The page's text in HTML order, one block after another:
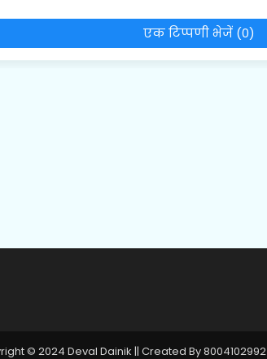
एक टिप्पणी भेजें (0)
© 2024 Deval Dainik || Created By 8004102992